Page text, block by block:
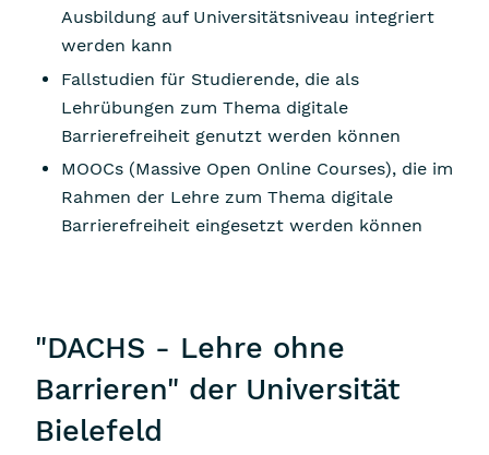
Ausbildung auf Universitätsniveau integriert
werden kann
Fallstudien für Studierende, die als
Lehrübungen zum Thema digitale
Barrierefreiheit genutzt werden können
MOOCs (Massive Open Online Courses), die im
Rahmen der Lehre zum Thema digitale
Barrierefreiheit eingesetzt werden können
"DACHS - Lehre ohne
Barrieren" der Universität
Bielefeld